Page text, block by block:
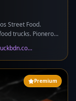
Street Food.
trucks. Pioneros
Lario Factory.
Servicio de
foodtruckbdn.com
Premium